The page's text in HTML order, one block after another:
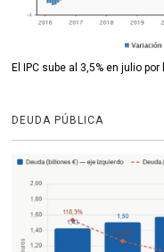
El IPC sube al 3,5% en julio
DEUDA PÚBLICA